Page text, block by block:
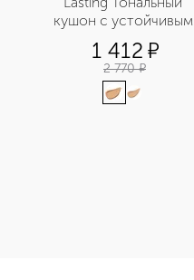
кушон с устойчивым
покрытием
1 412 ¤
2 770 ¤